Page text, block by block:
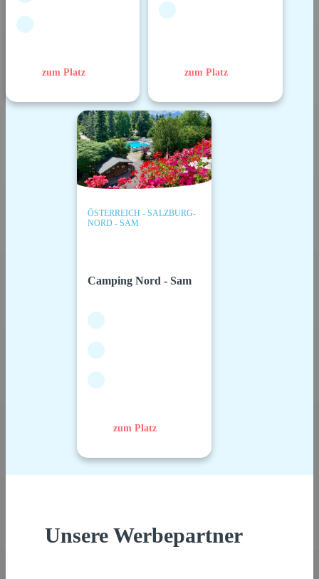
zum Platz zum Platz
ÖSTERREICH - SALZBURG-
NORD - SAM
Camping Nord - Sam
zum Platz
Unsere Werbepartner